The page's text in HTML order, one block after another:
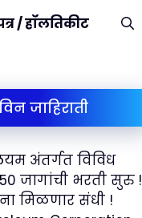
/ हॉलतिकीट
जाहिराती
अंतर्गत विविध
जागांची भरती सुरु !
मिळणार संधी !